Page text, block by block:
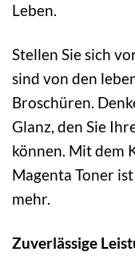
Leben.
Stellen Sie sich
sind von den
Broschüren.
Glanz, den Sie
können. Mit dem
Magenta Toner
mehr.
Zuverlässige